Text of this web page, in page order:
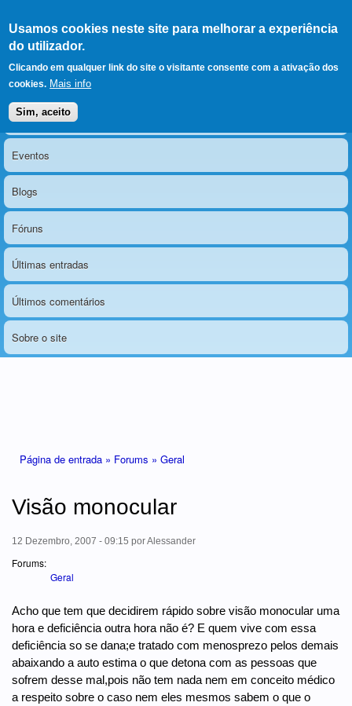
Usamos cookies neste site para melhorar a experiência
do utilizador.
Clicando em qualquer link do site o visitante consente com a ativação dos
cookies. Mais info
Sim, aceito
LERPARAVER , ir para a
página principal
O portal da visão diferente
Menu principal
Notícias
Eventos
Blogs
Fóruns
Últimas entradas
Últimos comentários
Sobre o site
Página de entrada » Forums » Geral
Visão monocular
12 Dezembro, 2007 - 09:15 porAlessander
Forums:
Geral
Acho que tem que decidirem rápido sobre visão monocular uma
hora e deficiência outra hora não é? E quem vive com essa
deficiência so se dana;e tratado com menosprezo pelos demais
abaixando a auto estima o que detona com as pessoas que
sofrem desse mal,pois não tem nada nem em conceito médico
a respeito sobre o caso nem eles mesmos sabem o que o